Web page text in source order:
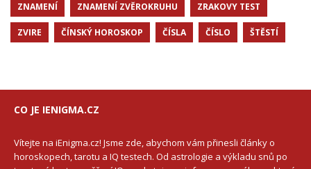
ZNAMENÍ ZNAMENÍ ZVĚROKRUHU ZRAKOVY TEST
ZVIRE ČÍNSKÝ HOROSKOP ČÍSLA ČÍSLO ŠTĚSTÍ
CO JE IENIGMA.CZ
Vítejte na iEnigma.cz! Jsme zde, abychom vám přinesli články o
horoskopech, tarotu a IQ testech. Od astrologie a výkladu snů po